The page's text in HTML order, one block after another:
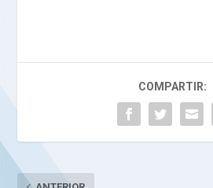
COMPARTIR: